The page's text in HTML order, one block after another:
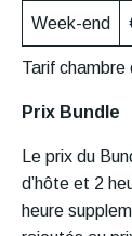
Week-end
Tarif chambre
Prix Bundle
Le prix du
d’hôte et 2
heure